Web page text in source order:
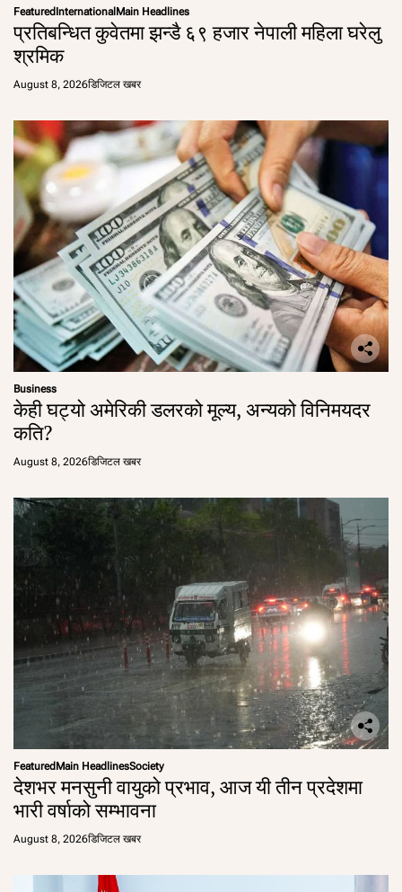
Featured International Main Headlines
प्रतिबन्धित कुवेतमा झन्डै ६९ हजार नेपाली महिला घरेलु
श्रमिक
August 8, 2026डिजिटल खबर
Business
केही घट्यो अमेरिकी डलरको मूल्य, अन्यको विनिमयदर
कति?
August 8, 2026डिजिटल खबर
Featured Main HeadlinesSociety
देशभर मनसुनी वायुको प्रभाव, आज यी तीन प्रदेशमा
भारी वर्षाको सम्भावना
August 8, 2026डिजिटल खबर